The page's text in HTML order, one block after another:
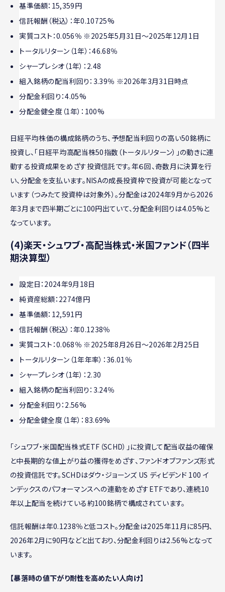
基準価額：15,359円
信託報酬（税込）：年0.10725%
実質コスト：0.056％ ※2025年5月31日～2025年12月1日
トータルリターン（1年）：46.68％
シャープレシオ（1年）：2.48
組入銘柄の配当利回り：3.39％ ※2026年3月31日時点
分配金利回り：4.05%
分配金健全度︎（1年）：100%
日経平均株価の構成銘柄のうち、予想配当利回りの高い50銘柄に
投資し、「日経平均高配当株50指数（トータルリターン）」の動きに連
動する投資成果をめざす投資信託です。年６回、奇数月に決算を行
い、分配金を支払います。NISAの成長投資枠で投資が可能となって
います（つみたて投資枠は対象外）。分配金は2024年9月から2026
年3月まで四半期ごとに100円出ていて、分配金利回りは4.05%と
なっています。
(4)楽天・シュワブ・高配当株式・米国ファンド（四半
期決算型）
設定日：2024年9月18日
純資産総額：2274億円
基準価額：12,591円
信託報酬（税込）：年0.1238％
実質コスト：0.068％ ※2025年8月26日～2026年2月25日
トータルリターン（1年年率）：36.01％
シャープレシオ（1年）：2.30
組入銘柄の配当利回り：3.24％
分配金利回り：2.56%
分配金健全度︎（1年）：83.69%
「シュワブ・米国配当株式ETF（SCHD）」に投資して配当収益の確保
と中長期的な値上がり益の獲得をめざす、ファンドオブファンズ形式
の投資信託です。SCHDはダウ・ジョーンズ US ディビデンド 100 イ
ンデックスのパフォーマンスへの連動をめざすETFであり、連続10
年以上配当を続けている約100銘柄で構成されています。
信託報酬は年0.1238％と低コスト。分配金は2025年11月に85円、
2026年2月に90円などと出ており、分配金利回りは2.56%となって
います。
【暴落時の値下がり耐性を高めたい人向け】